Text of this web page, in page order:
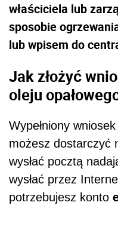
właściciela lub
sposobie
lub wpisem do
Jak złożyć
oleju
Wypełniony
możesz dostarczyć
wysłać pocztą
wysłać przez
potrzebujesz konto